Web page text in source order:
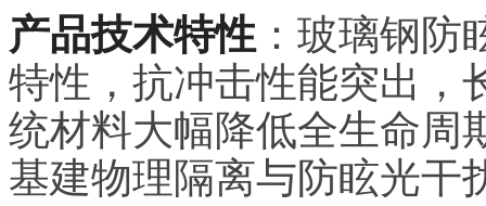
产品技术特性 ：玻璃钢
特性，抗冲击性能突出，
统材料大幅降低全生命周
基建物理隔离与防眩光干